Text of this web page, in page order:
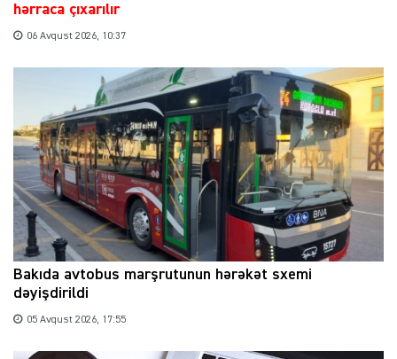
hərraca çıxarılır
06 Avqust 2026, 10:37
Bakıda avtobus marşrutunun hərəkət sxemi
dəyişdirildi
05 Avqust 2026, 17:55